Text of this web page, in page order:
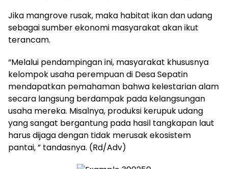
Jika mangrove rusak, maka habitat ikan dan udang
sebagai sumber ekonomi masyarakat akan ikut
terancam.
“Melalui pendampingan ini, masyarakat khususnya
kelompok usaha perempuan di Desa Sepatin
mendapatkan pemahaman bahwa kelestarian alam
secara langsung berdampak pada kelangsungan
usaha mereka. Misalnya, produksi kerupuk udang
yang sangat bergantung pada hasil tangkapan laut
harus dijaga dengan tidak merusak ekosistem
pantai, ” tandasnya. (Rd/Adv)